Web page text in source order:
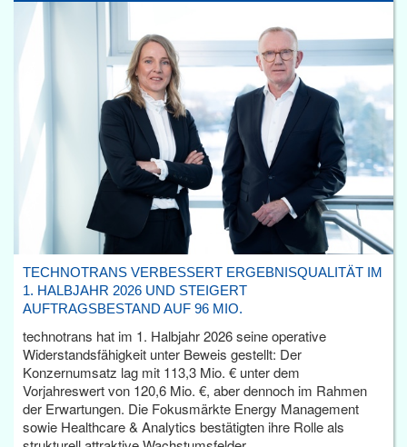
TECHNOTRANS VERBESSERT ERGEBNISQUALITÄT IM
1. HALBJAHR 2026 UND STEIGERT
AUFTRAGSBESTAND AUF 96 MIO.
technotrans hat im 1. Halbjahr 2026 seine operative
Widerstandsfähigkeit unter Beweis gestellt: Der
Konzernumsatz lag mit 113,3 Mio. € unter dem
Vorjahreswert von 120,6 Mio. €, aber dennoch im Rahmen
der Erwartungen. Die Fokusmärkte Energy Management
sowie Healthcare & Analytics bestätigten ihre Rolle als